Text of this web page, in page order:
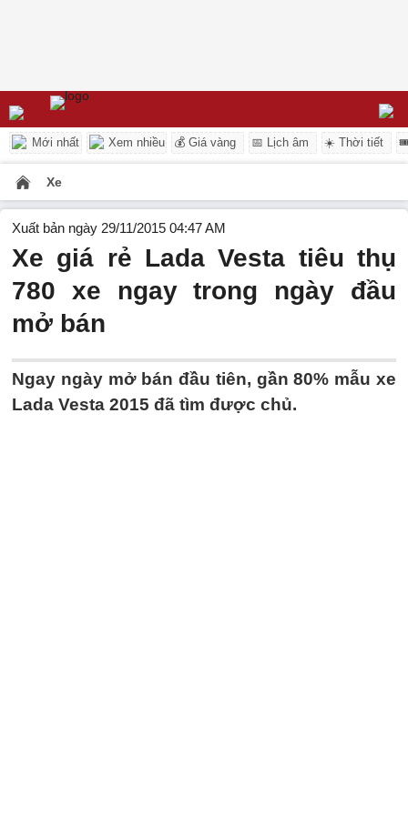
Mới nhất Xem nhiều 💰 Giá vàng 📅 Lịch âm ☀️ Thời tiết
Xe
Xuất bản ngày 29/11/2015 04:47 AM
Xe giá rẻ Lada Vesta tiêu thụ
780 xe ngay trong ngày đầu
mở bán
Ngay ngày mở bán đầu tiên, gần 80% mẫu xe
Lada Vesta 2015 đã tìm được chủ.